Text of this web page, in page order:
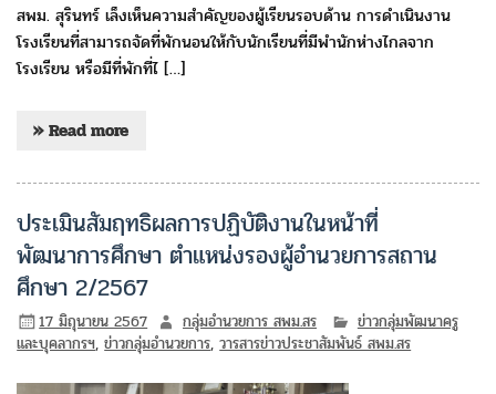
สพม. สุรินทร์ เล็งเห็นความสำคัญของผู้เรียนรอบด้าน การดำเนินงาน
โรงเรียนที่สามารถจัดที่พักนอนให้กับนักเรียนที่มีพำนักห่างไกลจาก
โรงเรียน หรือมีที่พักที่ไ […]
» Read more
ประเมินสัมฤทธิผลการปฏิบัติงานในหน้าที่
พัฒนาการศึกษา ตำแหน่งรองผู้อำนวยการสถาน
ศึกษา 2/2567
17 มิถุนายน 2567 กลุ่มอำนวยการ สพม.สร
ข่าวกลุ่มพัฒนาครู
และบุคลากรฯ,ข่าวกลุ่มอำนวยการ,วารสารข่าวประชาสัมพันธ์ สพม.สร